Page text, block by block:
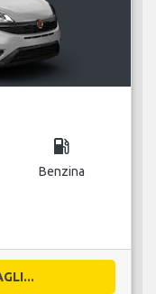
local_gas_station
Benzina